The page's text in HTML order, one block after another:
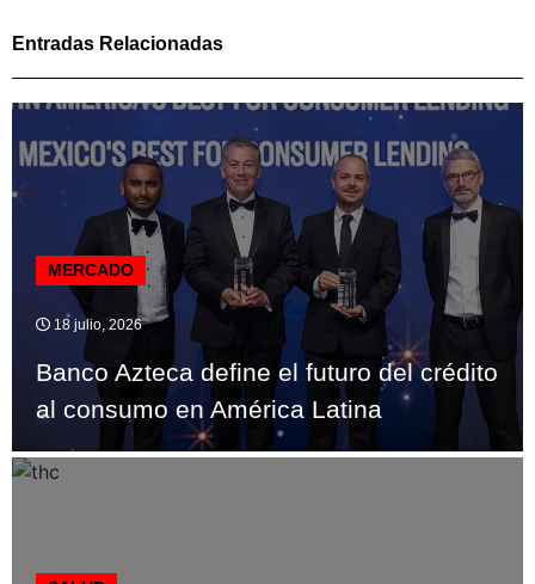
Entradas Relacionadas
MERCADO
18 julio, 2026
Banco Azteca define el futuro del crédito
al consumo en América Latina